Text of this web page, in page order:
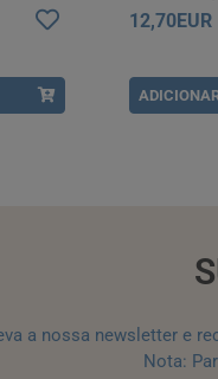
12,70EUR
a nossa newsletter e
Nota: